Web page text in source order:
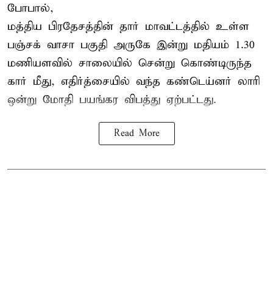
போபால்,
மத்திய பிரதேசத்தின் தார் மாவட்டத்தில் உள்ள
பஞ்சக் வாசா பகுதி அருகே இன்று மதியம் 1.30
மணியளவில் சாலையில் சென்று கொண்டிருந்த
கார் மீது, எதிர்த்சையில் வந்த கண்டெய்னர் லாரி
ஒன்று மோதி பயங்கர விபத்து ஏற்பட்டது.
Read More